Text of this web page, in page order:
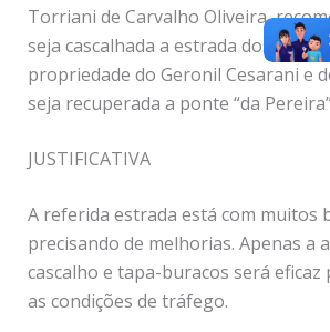
Torriani de Carvalho Oliveira,
seja cascalhada a estrada dos
propriedade do Geronil Cesarani e
seja recuperada a ponte “da
JUSTIFICATIVA
A referida estrada está com muitos
precisando de melhorias. Apenas a
cascalho e tapa-buracos será
as condições de tráfego.